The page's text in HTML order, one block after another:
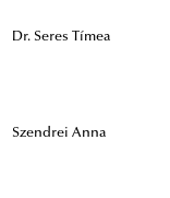
Dr. Seres Tímea
Szendrei Anna